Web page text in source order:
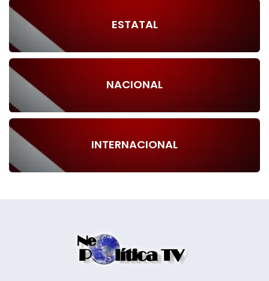
ESTATAL
NACIONAL
INTERNACIONAL